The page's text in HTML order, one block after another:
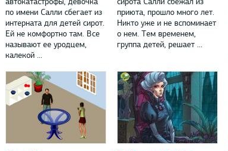
по имени Салли сбегает из
интерната для детей сирот.
Ей не комфортно там. Все
называют ее уродцем,
калекой ...
приюта, прошло много лет.
Никто уже и не вспоминает
о нем. Тем временем,
группа детей, решает ...